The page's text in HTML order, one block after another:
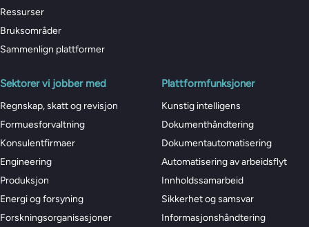
Ressurser
Bruksområder
Sammenlign plattformer
Sektorer vi jobber med
Regnskap, skatt og revisjon
Formuesforvaltning
Konsulentfirmaer
Engineering
Produksjon
Energi og forsyning
Forskningsorganisasjoner
Plattformfunksjoner
Kunstig intelligens
Dokumenthåndtering
Dokumentautomatisering
Automatisering av arbeidsflyt
Innholdssamarbeid
Sikkerhet og samsvar
Informasjonshåndtering